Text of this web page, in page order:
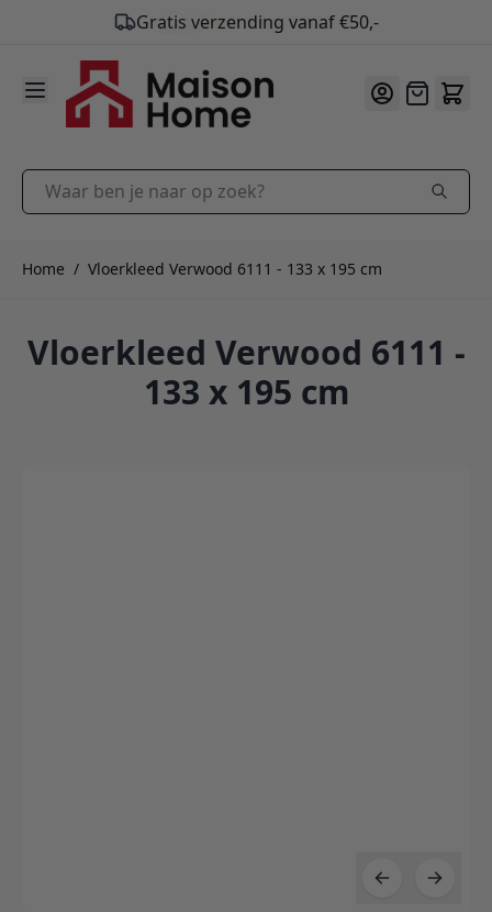
9.9/10
Ga naar de inhoud
Offerte
Waar ben je naar op zoek?
Home / Vloerkleed Verwood 6111 - 133 x 195 cm
Vloerkleed Verwood 6111 -
133 x 195 cm